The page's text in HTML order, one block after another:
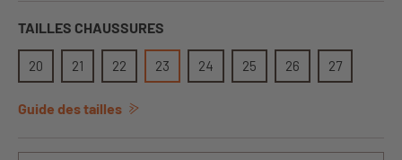
TAILLES CHAUSSURES
20 21 22 23 24 25 26 27
Guide des tailles